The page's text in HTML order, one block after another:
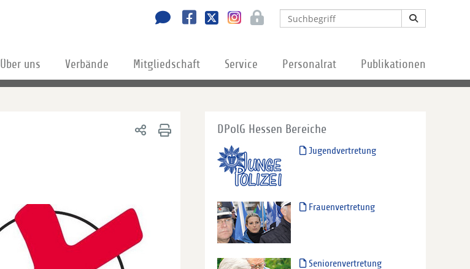
Über uns Verbände Mitgliedschaft Service Personalrat Publikationen
DPolG Hessen Bereiche
Jugendvertretung
Frauenvertretung
Seniorenvertretung